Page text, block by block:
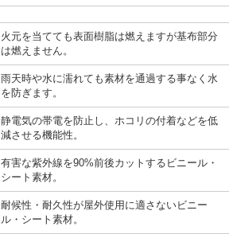
火元を当てても表面樹脂は燃えますが基布部分
は燃えません。
雨天時や水に濡れても素材を通過する事なく水
を防ぎます。
静電気の帯電を防止し、ホコリの付着などを低
減させる機能性。
有害な紫外線を90%前後カットするビニール・
シート素材。
耐候性・耐久性が屋外使用に適さないビニー
ル・シート素材。